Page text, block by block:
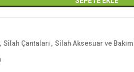
, Silah Çantaları , Silah Aksesuar ve Bakım